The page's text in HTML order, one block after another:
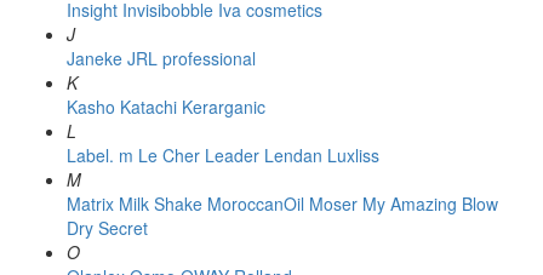
Insight Invisibobble Iva cosmetics
J
Janeke JRL professional
K
Kasho Katachi Kerarganic
L
Label. m Le Cher Leader Lendan Luxliss
M
Matrix Milk Shake MoroccanOil Moser My Amazing Blow
Dry Secret
O